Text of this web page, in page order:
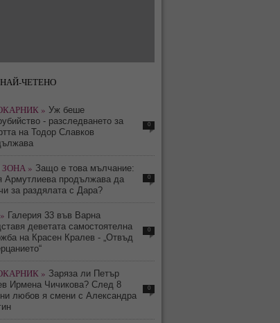
НАЙ-ЧЕТЕНО
» Уж беше
- разследването за
на Тодор Славков
0
» Защо е това мълчание:
Армутлиева продължава да
за раздялата с Дара?
0
Галерия 33 във Варна
деветата самостоятелна
на Красен Кралев - „Отвъд
0
» Заряза ли Петър
Ирмена Чичикова? След 8
любов я смени с Александра
0